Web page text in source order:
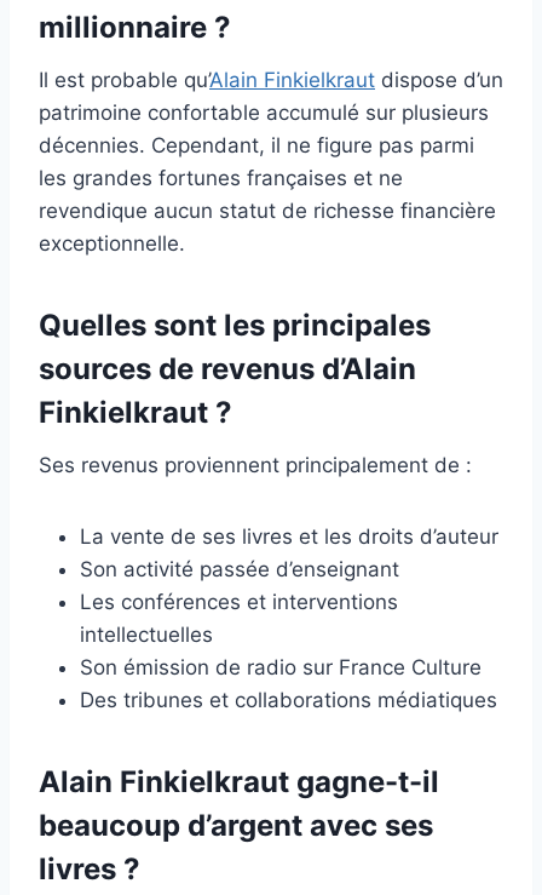
millionnaire ?
Il est probable qu’Alain Finkielkraut dispose d’un
patrimoine confortable accumulé sur plusieurs
décennies. Cependant, il ne figure pas parmi
les grandes fortunes françaises et ne
revendique aucun statut de richesse financière
exceptionnelle.
Quelles sont les principales
sources de revenus d’Alain
Finkielkraut ?
Ses revenus proviennent principalement de :
La vente de ses livres et les droits d’auteur
Son activité passée d’enseignant
Les conférences et interventions
intellectuelles
Son émission de radio sur France Culture
Des tribunes et collaborations médiatiques
Alain Finkielkraut gagne-t-il
beaucoup d’argent avec ses
livres ?